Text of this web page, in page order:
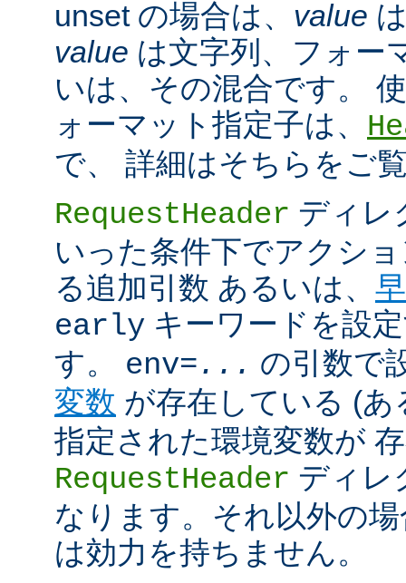
unset の場合は、 value
value は文字列、フォー
いは、その混合です。
ォーマット指定子は、
で、 詳細はそちらをご
RequestHeader ディレ
いった条件下でアクシ
る追加引数 あるいは、
early キーワードを設
す。 env=... の引数で
変数 が存在している (
指定された環境変数が
RequestHeader ディレ
なります。それ以外の
は効力を持ちません。